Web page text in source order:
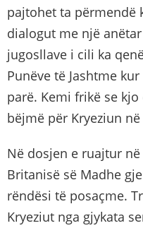
pajtohet ta përmendë
dialogut me një
jugosllave i cili ka
Punëve të Jashtme
parë. Kemi frikë se
bëjmë për Kryeziun
Në dosjen e ruajtur
Britanisë së Madhe
rëndësi të posaçme.
Kryeziut nga gjykata